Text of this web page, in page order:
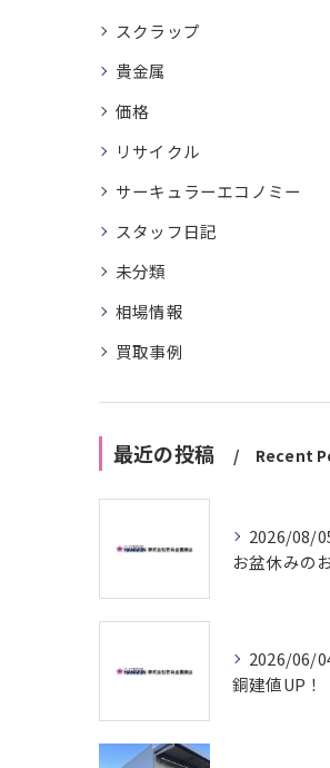
スクラップ
貴金属
価格
リサイクル
サーキュラーエコノミー
スタッフ日記
未分類
相場情報
買取事例
最近の投稿 Recent
2026/08/
お盆休みの
2026/06/
銅建値UP！